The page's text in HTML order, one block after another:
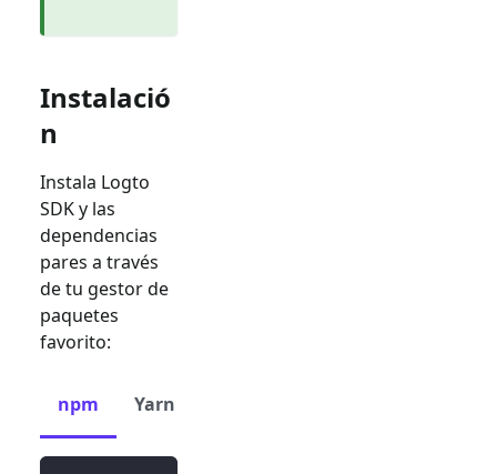
Instalació
n
Instala Logto
SDK y las
dependencias
pares a través
de tu gestor de
paquetes
favorito:
npm Yarn